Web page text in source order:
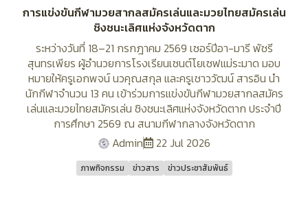
การแข่งขันกีฬามวยสากลสมัครเล่นและมวยไทยสมัครเล่น
ชิงชนะเลิศแห่งจังหวัดตาก
ระหว่างวันที่ 18–21 กรกฎาคม 2569 เซอร์ปีอา-มารี พัชรี
สุนทรเพียร ผู้อำนวยการโรงเรียนเซนต์โยเซฟแม่ระมาด มอบ
หมายให้ครูเอกพจน์ นวคุณสกุล และครูเชาววัฒน์ สารอิน นำ
นักกีฬาจำนวน 13 คน เข้าร่วมการแข่งขันกีฬามวยสากลสมัคร
เล่นและมวยไทยสมัครเล่น ชิงชนะเลิศแห่งจังหวัดตาก ประจำปี
การศึกษา 2569 ณ สนามกีฬากลางจังหวัดตาก
Admin
22 Jul 2026
ภาพกิจกรรม ข่าวสาร ข่าวประชาสัมพันธ์